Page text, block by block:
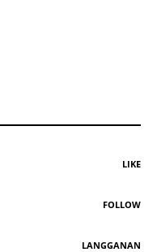
LIKE
FOLLOW
LANGGANAN